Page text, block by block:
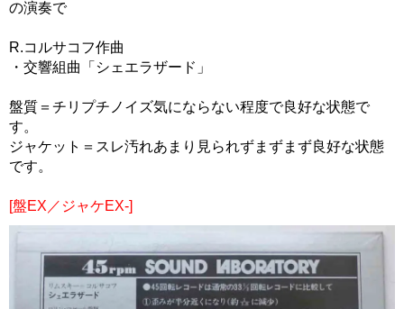
の演奏で
R.コルサコフ作曲
・交響組曲「シェエラザード」
盤質＝チリプチノイズ気にならない程度で良好な状態で
す。
ジャケット＝スレ汚れあまり見られずまずまず良好な状態
です。
[盤EX／ジャケEX-]